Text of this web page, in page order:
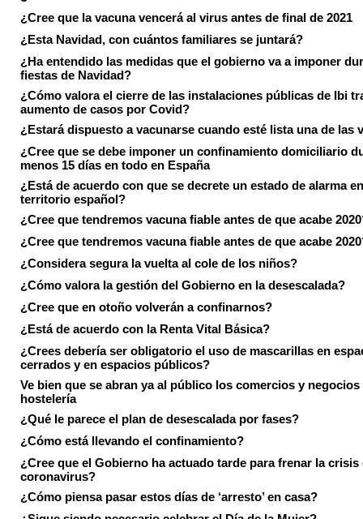
¿Cree que la vacuna vencerá al virus antes de final de 2021
¿Esta Navidad, con cuántos familiares se juntará?
¿Ha entendido las medidas que el gobierno va a imponer
fiestas de Navidad?
¿Cómo valora el cierre de las instalaciones públicas de Ibi
aumento de casos por Covid?
¿Estará dispuesto a vacunarse cuando esté lista una de las
¿Cree que se debe imponer un confinamiento domiciliario
menos 15 días en todo en España
¿Está de acuerdo con que se decrete un estado de alarma
territorio español?
¿Cree que tendremos vacuna fiable antes de que acabe
¿Cree que tendremos vacuna fiable antes de que acabe
¿Considera segura la vuelta al cole de los niños?
¿Cómo valora la gestión del Gobierno en la desescalada?
¿Cree que en otoño volverán a confinarnos?
¿Está de acuerdo con la Renta Vital Básica?
¿Crees debería ser obligatorio el uso de mascarillas en
cerrados y en espacios públicos?
Ve bien que se abran ya al público los comercios y negocios
hostelería
¿Qué le parece el plan de desescalada por fases?
¿Cómo está llevando el confinamiento?
¿Cree que el Gobierno ha actuado tarde para frenar la crisis
coronavirus?
¿Cómo piensa pasar estos días de ‘arresto’ en casa?